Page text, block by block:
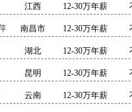
江西 12-30万年薪
南昌市 12-30万年薪
湖北 12-30万年薪
昆明 12-30万年薪
云南 12-30万年薪